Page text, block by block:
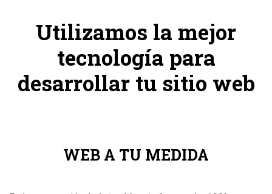
Utilizamos la mejor
tecnología para
desarrollar tu sitio web
WEB A TU MEDIDA